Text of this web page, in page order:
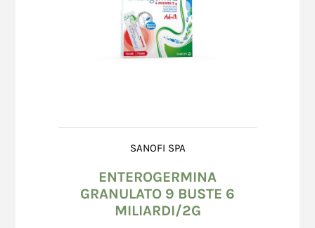
SANOFI SPA
ENTEROGERMINA
GRANULATO 9 BUSTE 6
MILIARDI/2G